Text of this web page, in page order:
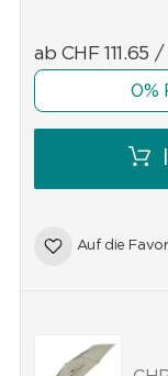
ab CHF111.65 /
0%
Auf die